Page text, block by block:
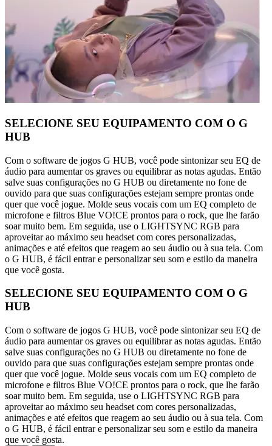
SELECIONE SEU EQUIPAMENTO COM O G
HUB
Com o software de jogos G HUB, você pode sintonizar seu EQ de
áudio para aumentar os graves ou equilibrar as notas agudas. Então
salve suas configurações no G HUB ou diretamente no fone de
ouvido para que suas configurações estejam sempre prontas onde
quer que você jogue. Molde seus vocais com um EQ completo de
microfone e filtros Blue VO!CE prontos para o rock, que lhe farão
soar muito bem. Em seguida, use o LIGHTSYNC RGB para
aproveitar ao máximo seu headset com cores personalizadas,
animações e até efeitos que reagem ao seu áudio ou à sua tela. Com
o G HUB, é fácil entrar e personalizar seu som e estilo da maneira
que você gosta.
SELECIONE SEU EQUIPAMENTO COM O G
HUB
Com o software de jogos G HUB, você pode sintonizar seu EQ de
áudio para aumentar os graves ou equilibrar as notas agudas. Então
salve suas configurações no G HUB ou diretamente no fone de
ouvido para que suas configurações estejam sempre prontas onde
quer que você jogue. Molde seus vocais com um EQ completo de
microfone e filtros Blue VO!CE prontos para o rock, que lhe farão
soar muito bem. Em seguida, use o LIGHTSYNC RGB para
aproveitar ao máximo seu headset com cores personalizadas,
animações e até efeitos que reagem ao seu áudio ou à sua tela. Com
o G HUB, é fácil entrar e personalizar seu som e estilo da maneira
que você gosta.